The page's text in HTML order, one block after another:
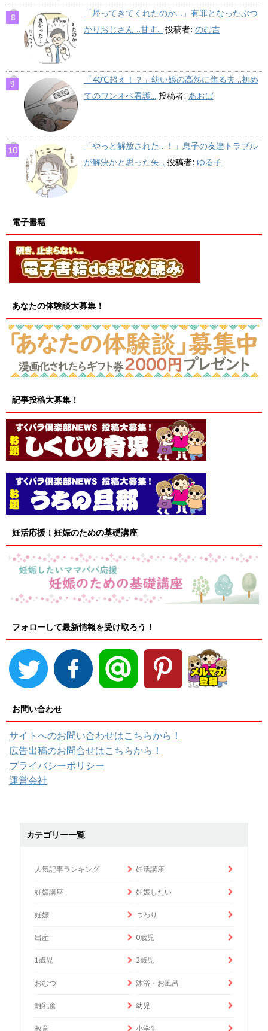
「帰ってきてくれたのか…」有罪となったぶつ
かりおじさん…甘す... 投稿者: のむ吉
「40℃超え！？」幼い娘の高熱に焦る夫…初め
てのワンオペ看護... 投稿者: あおば
「やっと解放された…！」息子の友達トラブル
が解決かと思った矢... 投稿者: ゆる子
電子書籍
あなたの体験談大募集！
記事投稿大募集！
妊活応援！妊娠のための基礎講座
フォローして最新情報を受け取ろう！
お問い合わせ
サイトへのお問い合わせはこちらから！
広告出稿のお問合せはこちらから！
プライバシーポリシー
運営会社
カテゴリー一覧
人気記事ランキング 妊活講座
妊娠講座 妊娠したい
妊娠 つわり
出産 0歳児
1歳児 2歳児
おむつ 沐浴・お風呂
離乳食 幼児
教育 小学生